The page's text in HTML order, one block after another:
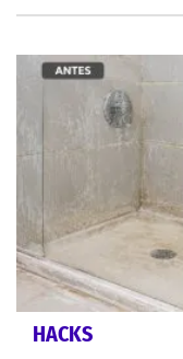
HACKS